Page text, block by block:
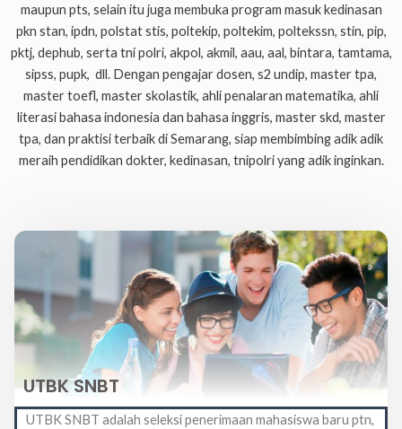
maupun pts, selain itu juga membuka program masuk kedinasan
pkn stan, ipdn, polstat stis, poltekip, poltekim, poltekssn, stin, pip,
pktj, dephub, serta tni polri, akpol, akmil, aau, aal, bintara, tamtama,
sipss, pupk, dll. Dengan pengajar dosen, s2 undip, master tpa,
master toefl, master skolastik, ahli penalaran matematika, ahli
literasi bahasa indonesia dan bahasa inggris, master skd, master
tpa, dan praktisi terbaik di Semarang, siap membimbing adik adik
meraih pendidikan dokter, kedinasan, tnipolri yang adik inginkan.
UTBK SNBT
UTBK SNBT adalah seleksi penerimaan mahasiswa baru ptn,